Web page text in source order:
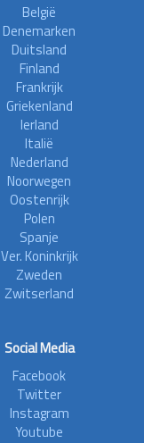
België
Denemarken
Duitsland
Finland
Frankrijk
Griekenland
Ierland
Italië
Nederland
Noorwegen
Oostenrijk
Polen
Spanje
Ver. Koninkrijk
Zweden
Zwitserland
Social Media
Facebook
Twitter
Instagram
Youtube